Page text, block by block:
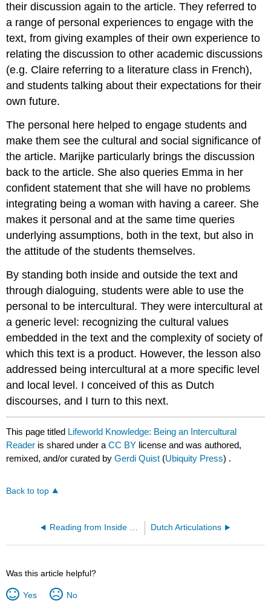
their discussion again to the article. They referred to
a range of personal experiences to engage with the
text, from giving examples of their own experience to
relating the discussion to other academic discussions
(e.g. Claire referring to a literature class in French),
and students talking about their expectations for their
own future.
The personal here helped to engage students and
make them see the cultural and social significance of
the article. Marijke particularly brings the discussion
back to the article. She also queries Emma in her
confident statement that she will have no problems
integrating being a woman with having a career. She
makes it personal and at the same time queries
underlying assumptions, both in the text, but also in
the attitude of the students themselves.
By standing both inside and outside the text and
through dialoguing, students were able to use the
personal to be intercultural. They were intercultural at
a generic level: recognizing the cultural values
embedded in the text and the complexity of society of
which this text is a product. However, the lesson also
addressed being intercultural at a more specific level
and local level. I conceived of this as Dutch
discourses, and I turn to this next.
This page titled Lifeworld Knowledge: Being an Intercultural
Reader is shared under aCC BY license and was authored,
remixed, and/or curated byGerdi Quist (Ubiquity Press) .
Back to top
Dutch Articulations
Was this article helpful?
Yes No